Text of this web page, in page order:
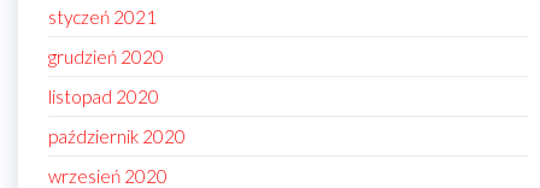
styczeń 2021
grudzień 2020
listopad 2020
październik 2020
wrzesień 2020